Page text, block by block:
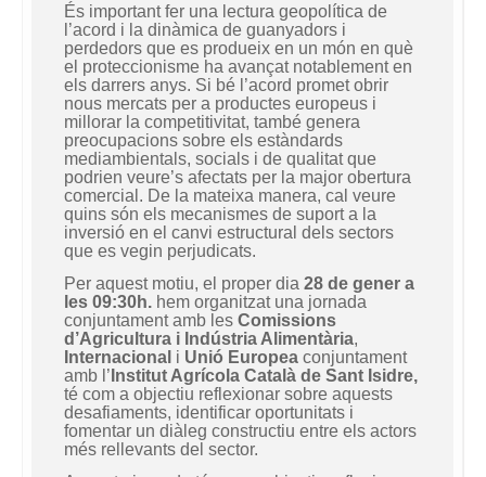
És important fer una lectura geopolítica de
l’acord i la dinàmica de guanyadors i
perdedors que es produeix en un món en què
el proteccionisme ha avançat notablement en
els darrers anys. Si bé l’acord promet obrir
nous mercats per a productes europeus i
millorar la competitivitat, també genera
preocupacions sobre els estàndards
mediambientals, socials i de qualitat que
podrien veure’s afectats per la major obertura
comercial. De la mateixa manera, cal veure
quins són els mecanismes de suport a la
inversió en el canvi estructural dels sectors
que es vegin perjudicats.
Per aquest motiu, el proper dia 28 de gener a
les 09:30h. hem organitzat una jornada
conjuntament amb les Comissions
d’Agricultura i Indústria Alimentària,
Internacional i Unió Europea conjuntament
amb l’ Institut Agrícola Català de Sant Isidre,
té com a objectiu reflexionar sobre aquests
desafiaments, identificar oportunitats i
fomentar un diàleg constructiu entre els actors
més rellevants del sector.